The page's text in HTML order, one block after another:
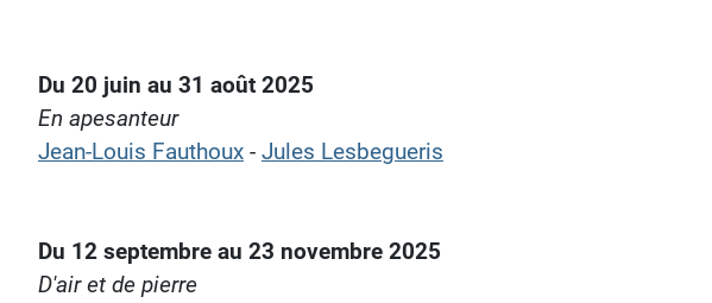
Du 20 juin au 31 août 2025
En apesanteur
Jean-Louis Fauthoux - Jules Lesbegueris
Du 12 septembre au 23 novembre 2025
D'air et de pierre